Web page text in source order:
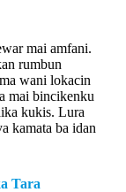
mai amfani.
rumbun
wani lokacin
mai bincikenku
kukis. Lura
kamata ba idan
Tara